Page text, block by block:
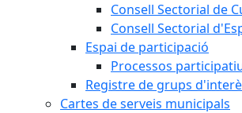
Consell Sectorial de
Consell Sectorial
Espai de participació
Processos
Registre de grups
Cartes de serveis municipals